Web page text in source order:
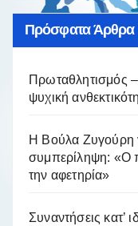
Πρόσφατα Άρθρα
Πρωταθλητισμός
ψυχική
Η Βούλα Ζυγούρη
συμπερίληψη: «Ο
την αφετηρία»
Συναντήσεις